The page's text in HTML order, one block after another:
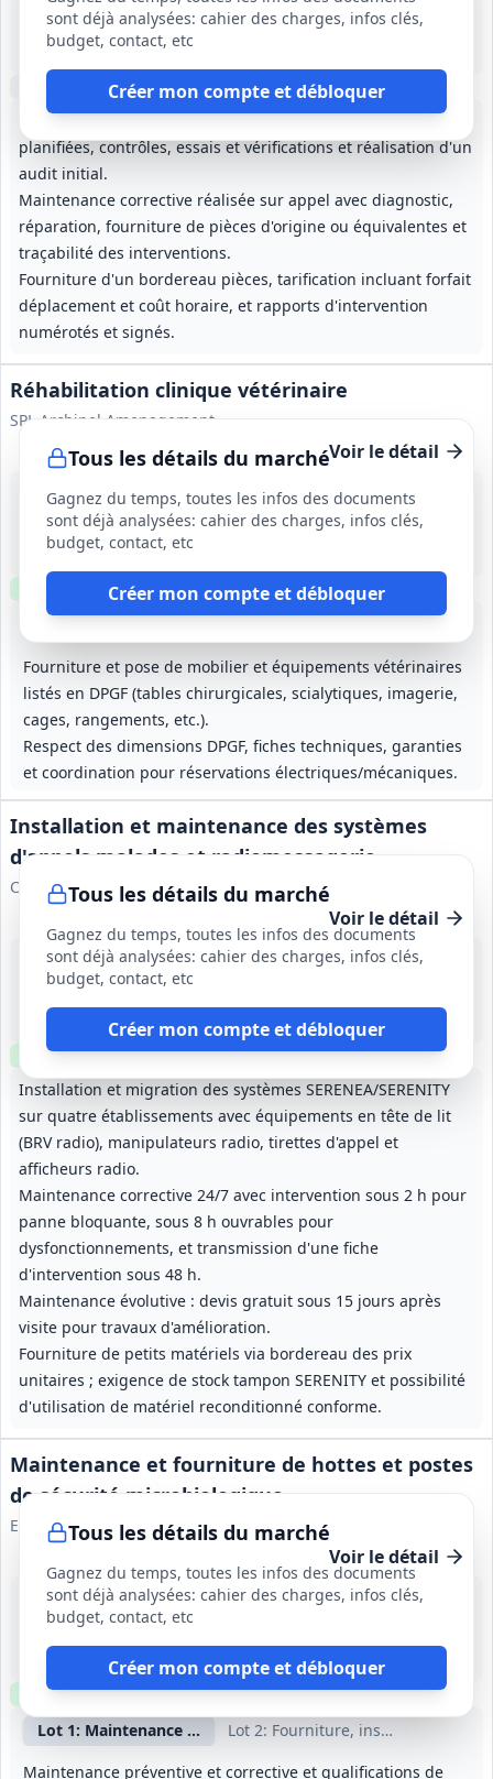
sont déjà analysées: cahier des charges, infos clés,
budget, contact, etc
Créer mon compte et débloquer
Maintenance préventive comprenant interventions
planifiées, contrôles, essais et vérifications et réalisation d'un
audit initial.
Maintenance corrective réalisée sur appel avec diagnostic,
réparation, fourniture de pièces d'origine ou équivalentes et
traçabilité des interventions.
Fourniture d'un bordereau pièces, tarification incluant forfait
déplacement et coût horaire, et rapports d'intervention
numérotés et signés.
Beauvais (60)
40 000 €
1 an, reconduction tacite 3 fois 1 an
optionnelle
Tous les détails du marché
Gagnez du temps, toutes les infos des documents
sont déjà analysées: cahier des charges, infos clés,
budget, contact, etc
Créer mon compte et débloquer
Réhabilitation clinique vétérinaire
SPL Archipel Amenagement
Voir le détail
Fourniture et pose de mobilier et équipements vétérinaires
listés en DPGF (tables chirurgicales, scialytiques, imagerie,
cages, rangements, etc.).
Respect des dimensions DPGF, fiches techniques, garanties
et coordination pour réservations électriques/mécaniques.
11 août 2026
Saint‑Pierre (975)
3 500 000 €
15 mois (à compter de la date fixée par l'ordonnateur)
Clause environnementale Clause sociale Visite
Tous les détails du marché
Gagnez du temps, toutes les infos des documents
sont déjà analysées: cahier des charges, infos clés,
budget, contact, etc
Créer mon compte et débloquer
Installation et maintenance des systèmes
d'appels malades et radiomessagerie
Centre Communal d'Action Sociale de Toulon
Voir le détail
Installation et migration des systèmes SERENEA/SERENITY
sur quatre établissements avec équipements en tête de lit
(BRV radio), manipulateurs radio, tirettes d'appel et
afficheurs radio.
Maintenance corrective 24/7 avec intervention sous 2 h pour
panne bloquante, sous 8 h ouvrables pour
dysfonctionnements, et transmission d'une fiche
d'intervention sous 48 h.
Maintenance évolutive : devis gratuit sous 15 jours après
visite pour travaux d'amélioration.
Fourniture de petits matériels via bordereau des prix
unitaires ; exigence de stock tampon SERENITY et possibilité
d'utilisation de matériel reconditionné conforme.
12 août 2026
Toulon (83)
4 ans fermes
Clause environnementale Visiterequise
Tous les détails du marché
Gagnez du temps, toutes les infos des documents
sont déjà analysées: cahier des charges, infos clés,
budget, contact, etc
Créer mon compte et débloquer
Maintenance et fourniture de hottes et postes
de sécurité microbiologique
Etablissement français du sang Ile-de-France
Voir le détail
Lot 1: Maintenance et qualification de hottes et PSM
Lot 2: Fourniture, installation et
Maintenance préventive et corrective et qualifications de
12 août 2026
Ile-de-France
12 mois (reconductible 3 fois, durée totale 48 mois)
Clause environnementale Clause sociale Visiterequise